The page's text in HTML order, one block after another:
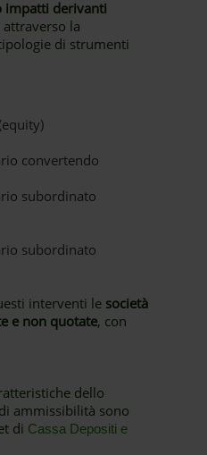
impatti derivanti
attraverso la
di strumenti
convertendo
subordinato
subordinato
interventi le società
e non quotate, con
dello
ammissibilità sono
di Cassa Depositi e